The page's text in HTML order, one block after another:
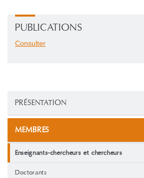
PRÉSENTATION
MEMBRES
Enseignants-chercheurs et chercheurs
Doctorants
PUBLICATIONS
Consulter